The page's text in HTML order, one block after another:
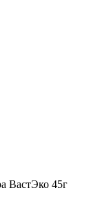
ВастЭко 45г